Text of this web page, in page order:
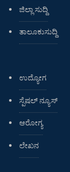
ಜಿಲ್ಲಾ ಸುದ್ದಿ
ತಾಲೂಕುಸುದ್ದಿ
ಉದ್ಯೋಗ
ಸ್ಪೆಷಲ್ ನ್ಯೂಸ್
ಆರೋಗ್ಯ
ಲೇಖನ